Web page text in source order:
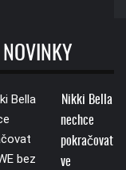
Nikki Bella
nechce
pokračovat
ve